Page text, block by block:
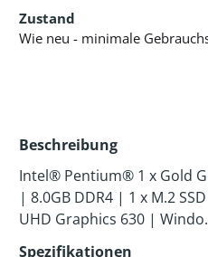
Zustand
Wie neu - minimale
Beschreibung
Intel® Pentium® 1 x Gold
| 8.0GB DDR4 | 1 x M.2
UHD Graphics 630 |
Spezifikationen